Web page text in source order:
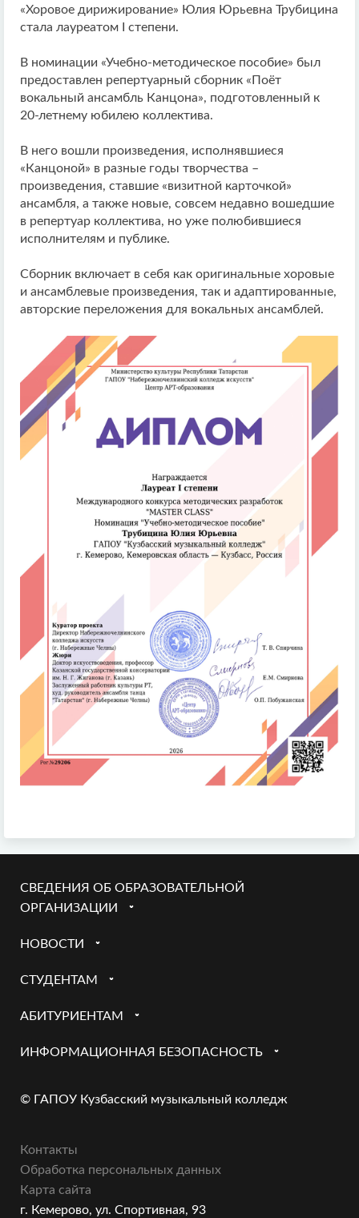
«Хоровое дирижирование» Юлия Юрьевна Трубицина
стала лауреатом I степени.
В номинации «Учебно-методическое пособие» был
предоставлен репертуарный сборник «Поёт
вокальный ансамбль Канцона», подготовленный к
20-летнему юбилею коллектива.
В него вошли произведения, исполнявшиеся
«Канцоной» в разные годы творчества –
произведения, ставшие «визитной карточкой»
ансамбля, а также новые, совсем недавно вошедшие
в репертуар коллектива, но уже полюбившиеся
исполнителям и публике.
Сборник включает в себя как оригинальные хоровые
и ансамблевые произведения, так и адаптированные,
авторские переложения для вокальных ансамблей.
СВЕДЕНИЯ ОБ ОБРАЗОВАТЕЛЬНОЙ
ОРГАНИЗАЦИИ
НОВОСТИ
СТУДЕНТАМ
АБИТУРИЕНТАМ
ИНФОРМАЦИОННАЯ БЕЗОПАСНОСТЬ
© ГАПОУ Кузбасский музыкальный колледж
Контакты
Обработка персональных данных
Карта сайта
г. Кемерово, ул. Спортивная, 93